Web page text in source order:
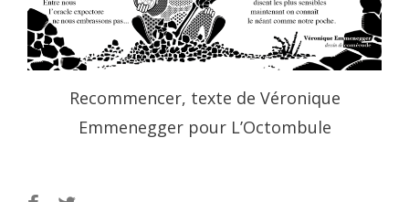
Recommencer, texte de Véronique
Emmenegger pour L’Octombule